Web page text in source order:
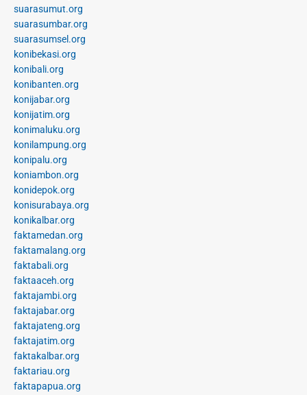
suarasumut.org
suarasumbar.org
suarasumsel.org
konibekasi.org
konibali.org
konibanten.org
konijabar.org
konijatim.org
konimaluku.org
konilampung.org
konipalu.org
koniambon.org
konidepok.org
konisurabaya.org
konikalbar.org
faktamedan.org
faktamalang.org
faktabali.org
faktaaceh.org
faktajambi.org
faktajabar.org
faktajateng.org
faktajatim.org
faktakalbar.org
faktariau.org
faktapapua.org